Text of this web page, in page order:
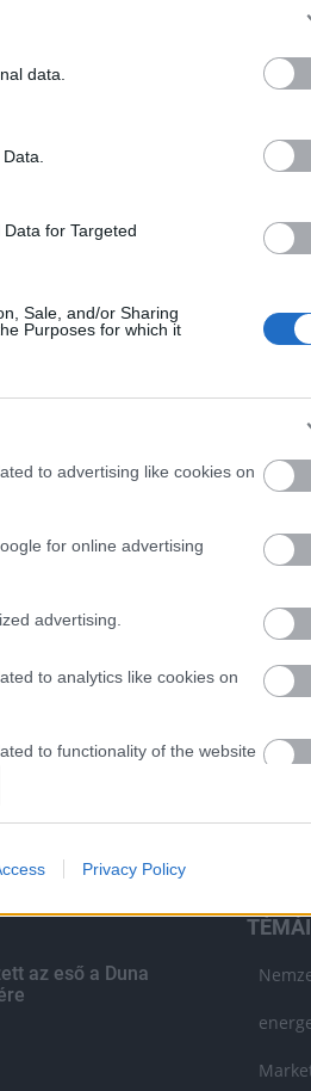
data.
for Targeted
Sale, and/or Sharing
Purposes for which it
to advertising like cookies on
for online advertising
advertising.
to analytics like cookies on
to functionality of the website
to personalization.
to security, including
Privacy Policy
az eső a Duna